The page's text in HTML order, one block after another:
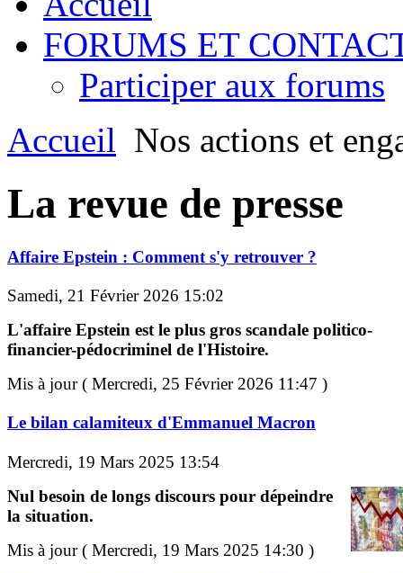
FORUMS ET
Participer aux forums
Accueil Nos actions et
La revue de presse
Affaire Epstein : Comment s'y retrouver ?
Samedi, 21 Février 2026 15:02
L'affaire Epstein est le plus gros scandale politico-
financier-pédocriminel de l'Histoire.
Mis à jour ( Mercredi, 25 Février 2026 11:47 )
Le bilan calamiteux d'Emmanuel Macron
Mercredi, 19 Mars 2025 13:54
Nul besoin de longs discours pour dépeindre
la situation.
Mis à jour ( Mercredi, 19 Mars 2025 14:30 )